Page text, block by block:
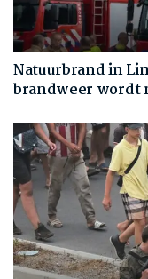
Natuurbrand in
brandweer wordt